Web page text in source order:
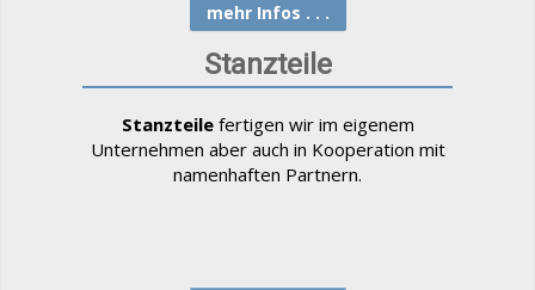
mehr Infos . . .
Stanzteile
Stanzteilefertigen wir im eigenem
Unternehmen aber auch in Kooperation mit
namenhaften Partnern.